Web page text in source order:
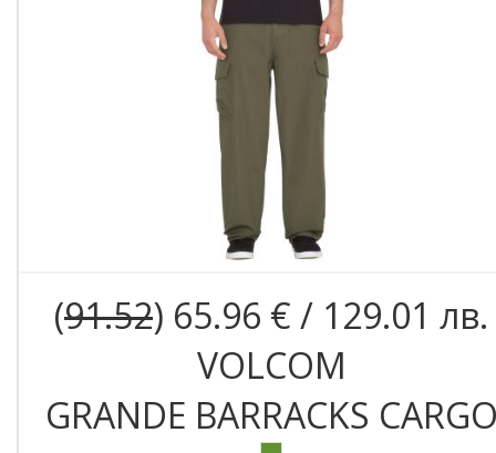
(91.52) 65.96 € / 129.01 лв.
VOLCOM
GRANDE BARRACKS